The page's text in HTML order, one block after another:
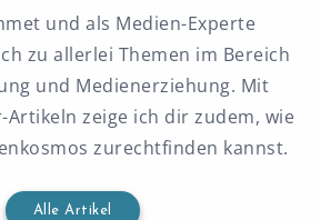
und als Medien-Experte
zu allerlei Themen im Bereich
und Medienerziehung. Mit
Artikeln zeige ich dir zudem, wie
zurechtfinden kannst.
Alle Artikel